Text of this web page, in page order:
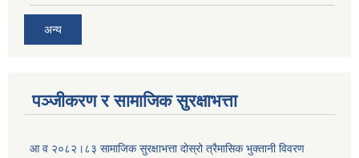
अन्य
पञ्जीकरण र सामाजिक सुरक्षाभत्ता
आ व २०८२।८३ सामाजिक सुरक्षाभत्ता दोस्रो त्रैमासिक भुक्तानी विवरण